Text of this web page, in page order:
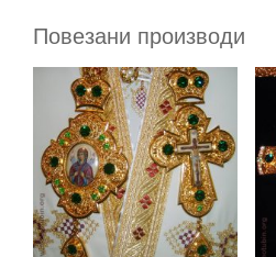
Повезани производи